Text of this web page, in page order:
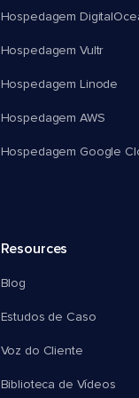
Hospedagem
Hospedagem Vultr
Hospedagem Linode
Hospedagem AWS
Hospedagem Google
Resources
Blog
Estudos de Caso
Voz do Cliente
Biblioteca de Vídeos